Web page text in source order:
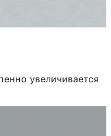
увеличивается